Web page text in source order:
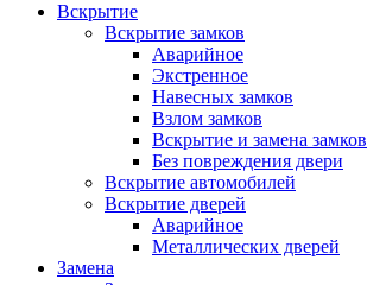
Вскрытие
Вскрытие замков
Аварийное
Экстренное
Навесных замков
Взлом замков
Вскрытие и замена замков
Без повреждения двери
Вскрытие автомобилей
Вскрытие дверей
Аварийное
Металлических дверей
Замена